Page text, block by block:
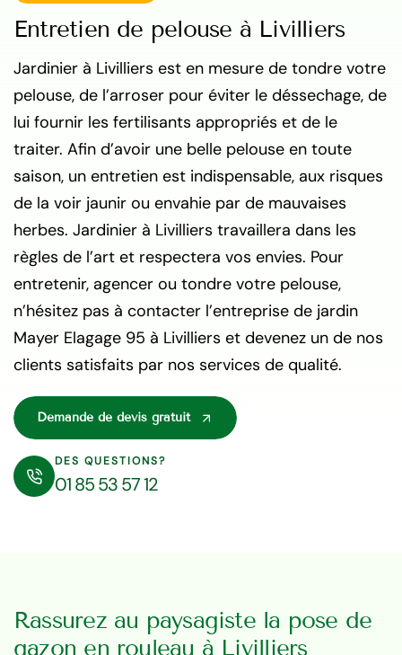
Entretien de pelouse à Livilliers
Jardinier à Livilliers est en mesure de tondre votre
pelouse, de l’arroser pour éviter le déssechage, de
lui fournir les fertilisants appropriés et de le
traiter. Afin d’avoir une belle pelouse en toute
saison, un entretien est indispensable, aux risques
de la voir jaunir ou envahie par de mauvaises
herbes. Jardinier à Livilliers travaillera dans les
règles de l’art et respectera vos envies. Pour
entretenir, agencer ou tondre votre pelouse,
n’hésitez pas à contacter l’entreprise de jardin
Mayer Elagage 95 à Livilliers et devenez un de nos
clients satisfaits par nos services de qualité.
Demande de devis gratuit
DES QUESTIONS?
01 85 53 57 12
Rassurez au paysagiste la pose de
gazon en rouleau à Livilliers